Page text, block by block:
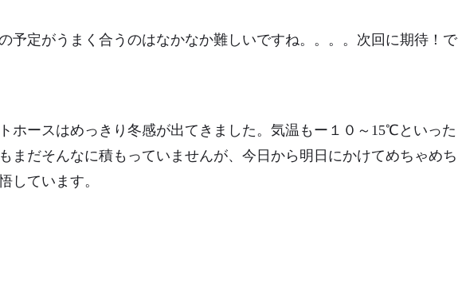
予定がうまく合うのはなかなか難しいですね。。。。次回に期待！で
ホースはめっきり冬感が出てきました。気温もー１０～15℃といった
まだそんなに積もっていませんが、今日から明日にかけてめちゃめち
しています。